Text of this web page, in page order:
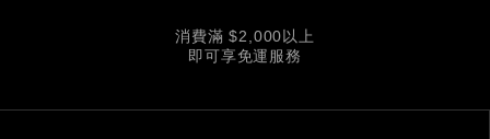
消費滿 $2,000以上
即可享免運服務